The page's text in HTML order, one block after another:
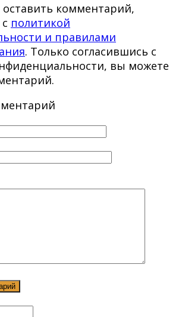
комментарий,
политикой
и правилами
. Только согласившись с
вы можете